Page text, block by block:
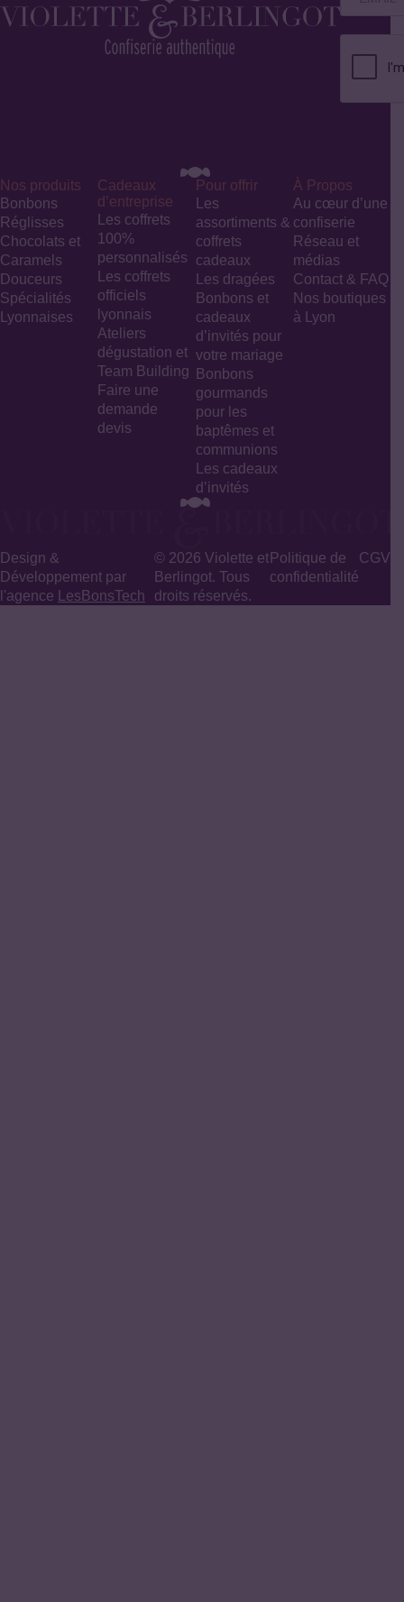
Nos produits
Bonbons
Réglisses
Chocolats et
Caramels
Douceurs
Spécialités
Lyonnaises
Cadeaux
d’entreprise
Les coffrets
100%
personnalisés
Les coffrets
officiels
lyonnais
Ateliers
dégustation et
Team Building
Faire une
demande
devis
Pour offrir
Les
assortiments &
coffrets
cadeaux
Les dragées
Bonbons et
cadeaux
d’invités pour
votre mariage​
Bonbons
gourmands
pour les
baptêmes et
communions
Les cadeaux
d’invités
À Propos
Au cœur d’une
confiserie
Réseau et
médias
Contact & FAQ
Nos boutiques
à Lyon
Design &
Développement par
l'agence
LesBonsTech
© 2026 Violette et
Berlingot. Tous
droits réservés.
Politique de
confidentialité
CGV